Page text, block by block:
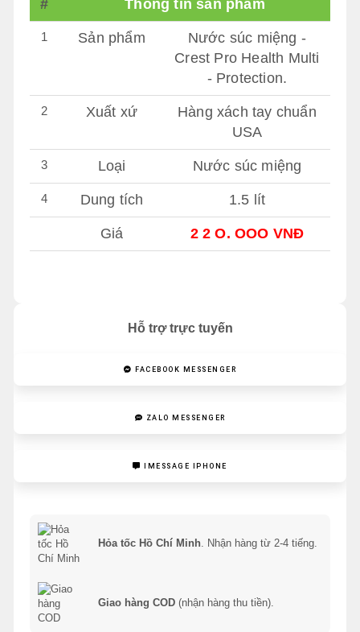
Hỗ trợ trực tuyến
FACEBOOK MESSENGER
ZALO MESSENGER
IMESSAGE IPHONE
Hỏa tốc Hồ Chí Minh. Nhận hàng từ 2-4 tiếng.
Giao hàng COD (nhận hàng thu tiền).
# Thông tin sản phẩm
1 Sản phẩm
Nước súc miệng -
Crest Pro Health Multi
- Protection.
2 Xuất xứ
Hàng xách tay chuẩn
USA
3 Loại Nước súc miệng
4 Dung tích 1.5 lít
Giá 2 2 O. OOO VNĐ